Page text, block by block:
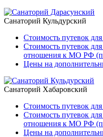
Санаторий Кульдурский
Стоимость путевок
Стоимость путевок
отношения к МО РФ
Цены на
Санаторий Хабаровский
Стоимость путевок
Стоимость путевок
отношения к МО РФ
Цены на